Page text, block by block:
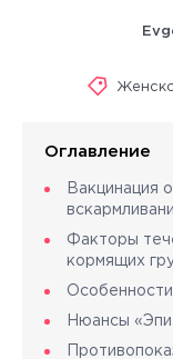
Оглавление
Вакцинация
Факторы
кормящих
Нюансы